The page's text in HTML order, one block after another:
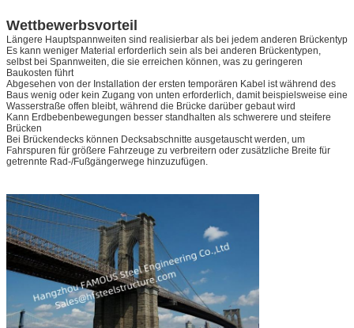
Wettbewerbsvorteil
Längere Hauptspannweiten sind realisierbar als bei jedem anderen Brückentyp
Es kann weniger Material erforderlich sein als bei anderen Brückentypen,
selbst bei Spannweiten, die sie erreichen können, was zu geringeren
Baukosten führt
Abgesehen von der Installation der ersten temporären Kabel ist während des
Baus wenig oder kein Zugang von unten erforderlich, damit beispielsweise eine
Wasserstraße offen bleibt, während die Brücke darüber gebaut wird
Kann Erdbebenbewegungen besser standhalten als schwerere und steifere
Brücken
Bei Brückendecks können Decksabschnitte ausgetauscht werden, um
Fahrspuren für größere Fahrzeuge zu verbreitern oder zusätzliche Breite für
getrennte Rad-/Fußgängerwege hinzuzufügen.